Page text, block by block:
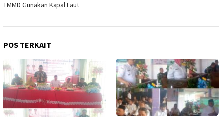
TMMD Gunakan Kapal Laut
POS TERKAIT